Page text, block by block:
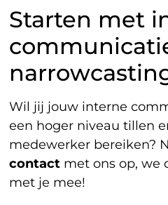
Starten met
Wil jij jouw interne
een hoger niveau tillen
medewerker bereiken?
contact met ons op, we
met je mee!